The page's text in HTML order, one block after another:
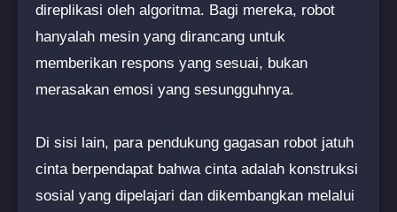
direplikasi oleh algoritma. Bagi mereka, robot
hanyalah mesin yang dirancang untuk
memberikan respons yang sesuai, bukan
merasakan emosi yang sesungguhnya.
Di sisi lain, para pendukung gagasan robot jatuh
cinta berpendapat bahwa cinta adalah konstruksi
sosial yang dipelajari dan dikembangkan melalui